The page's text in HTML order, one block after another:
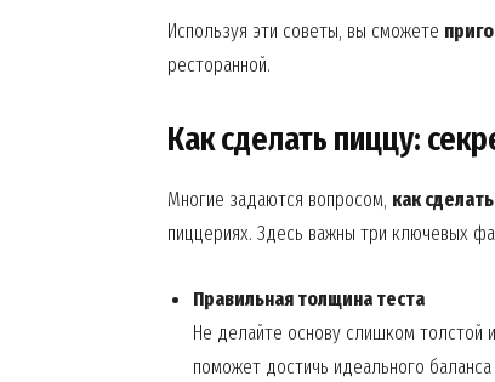
Используя эти советы, вы сможете
ресторанной.
Как сделать пиццу:
Многие задаются вопросом, как
пиццериях. Здесь важны три ключевых
Правильная толщина теста
Не делайте основу слишком
поможет достичь идеального